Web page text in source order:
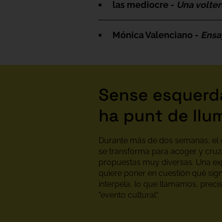
las mediocre - Una
Mónica Valenciano -
Sense
ha punt de
Durante más de dos semanas, el
se transforma para acoger y
propuestas muy diversas. Una
quiere poner en cuestión qué
interpela, lo que llamamos,
"evento cultural".